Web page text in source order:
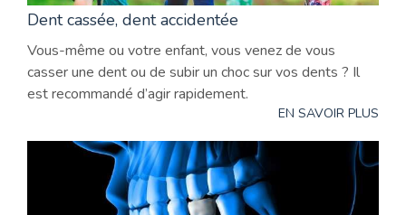
Dent cassée, dent accidentée
Vous-même ou votre enfant, vous venez de vous
casser une dent ou de subir un choc sur vos dents ? Il
est recommandé d’agir rapidement.
EN SAVOIR PLUS